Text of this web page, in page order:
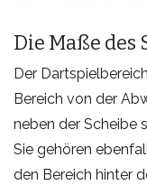
Die Maße des
Der
Bereich von der
neben der Scheibe
Sie gehören
den Bereich hinter